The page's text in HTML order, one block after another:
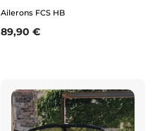
Ailerons FCS HB
Prix
89,90 €